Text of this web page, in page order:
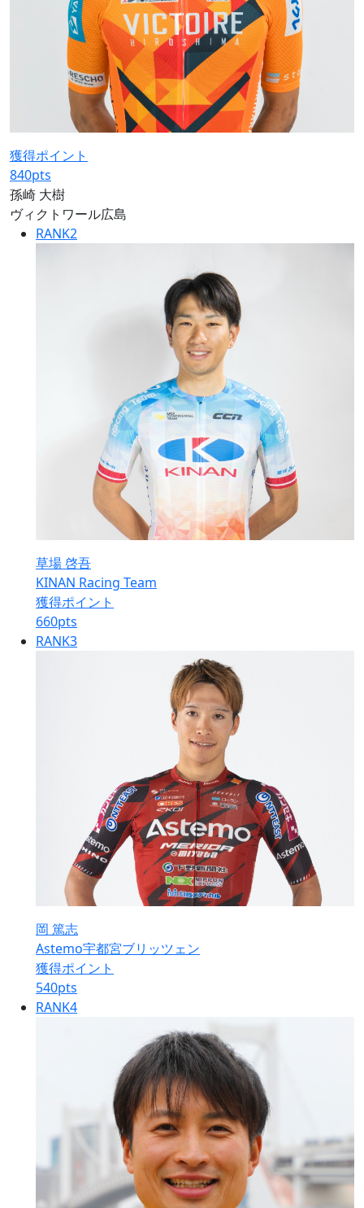
獲得ポイント
840pts
孫崎 大樹
ヴィクトワール広島
RANK2
草場 啓吾
KINAN Racing Team
獲得ポイント
660pts
RANK3
岡 篤志
Astemo宇都宮ブリッツェン
獲得ポイント
540pts
RANK4